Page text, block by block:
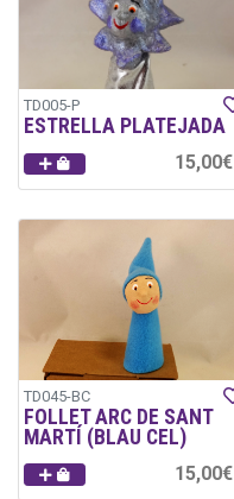
TD005-P
ESTRELLA PLATEJADA
15,00€
TD045-BC
FOLLET ARC DE SANT
MARTÍ (BLAU CEL)
15,00€